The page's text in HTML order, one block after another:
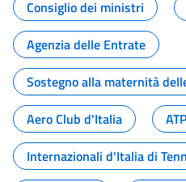
Consiglio dei ministri
Agenzia delle Entrate
Sostegno alla maternità
Aero Club d'Italia
Internazionali d'Italia di